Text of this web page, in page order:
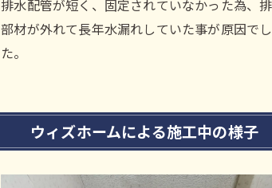
排水配管が短く、固定されていなかった為、
部材が外れて長年水漏れしていた事が原因でし
た。
ウィズホームによる施工中の様子